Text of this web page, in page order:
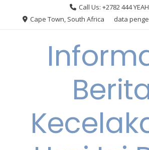
Call Us: +2782 444 YEAH
Cape Town, South Africa
data